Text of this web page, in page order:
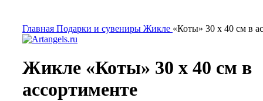
Главная Подарки и сувениры Жикле «Коты» 30 х 40 см в
Жикле «Коты» 30 х 40 см в
ассортименте